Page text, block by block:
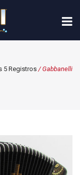
5 Registros / Gabbanelli